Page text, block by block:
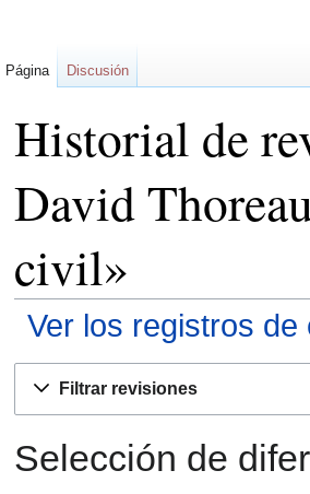
Historial de
David
civil»
Ver los registros de
navegación
búsqueda
Filtrar revisiones
Selección de
Página Discusión